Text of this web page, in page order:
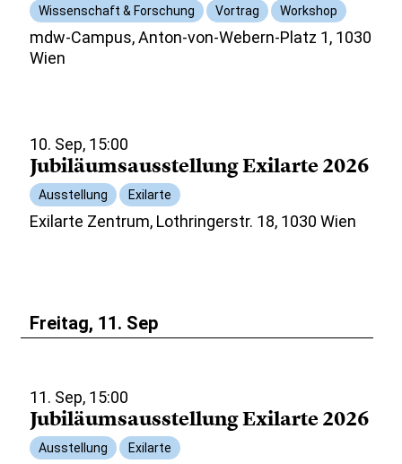
Wissenschaft & Forschung Vortrag Workshop
mdw-Campus, Anton-von-Webern-Platz 1, 1030
Wien
10. Sep, 15:00
Jubiläumsausstellung Exilarte 2026
Ausstellung Exilarte
Exilarte Zentrum, Lothringerstr. 18, 1030 Wien
Freitag, 11. Sep
11. Sep, 15:00
Jubiläumsausstellung Exilarte 2026
Ausstellung Exilarte